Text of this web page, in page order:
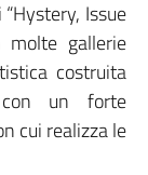
Issue
molte gallerie
costruita
con un forte
cui realizza le